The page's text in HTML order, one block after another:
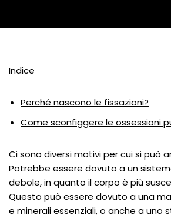
Indice
Perché nascono le fissazioni?
Come sconfiggere le ossessioni
Ci sono diversi motivi per cui si può
Potrebbe essere dovuto a un
debole, in quanto il corpo è più
Questo può essere dovuto a una
e minerali essenziali, o anche a uno